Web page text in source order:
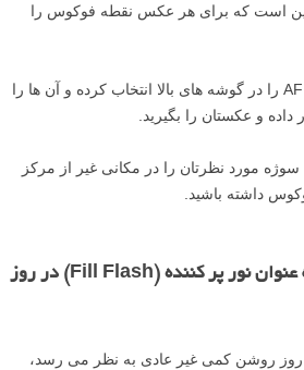
این است که برای هر عکس نقطه فوکوس را
راه دیگر این است که نقاط AF را در گوشه های بالا انتخاب کرده و آن ها را
و عکستان را بگیرید.
سوژه مورد نظرتان را در مکانی غیر از مرکز
داشته باشید.
استفاده از فلاش به عنوان نور پر کننده (Fill Flash) در روز
روز روشن کمی غیر عادی به نظر می رسد،